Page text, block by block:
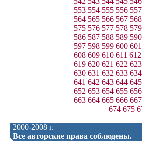
553 554 555 556 557
564 565 566 567 568
575 576 577 578 579
586 587 588 589 590
597 598 599 600 601
608 609 610 611 612
619 620 621 622 623
630 631 632 633 634
641 642 643 644 645
652 653 654 655 656
663 664 665 666 667
674 675
2000-2008 г.
Все авторские права соблюдены.